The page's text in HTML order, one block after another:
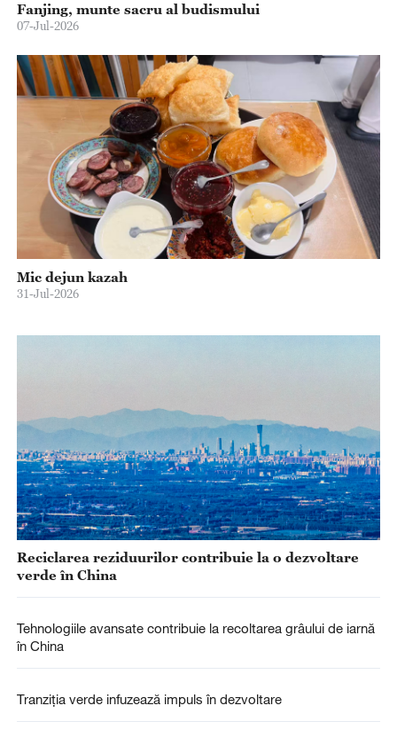
Fanjing, munte sacru al budismului
07-Jul-2026
Mic dejun kazah
31-Jul-2026
Reciclarea reziduurilor contribuie la o dezvoltare
verde în China
Tehnologiile avansate contribuie la recoltarea grâului de iarnă
în China
Tranziția verde infuzează impuls în dezvoltare